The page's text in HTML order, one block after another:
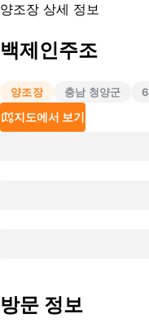
양조장 상세 정보
백제인주조
양조장 충남 청양군 6
지도에서 보기
방문 정보